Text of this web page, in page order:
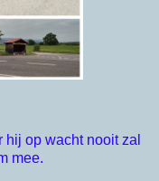
hij op wacht nooit zal
mee.